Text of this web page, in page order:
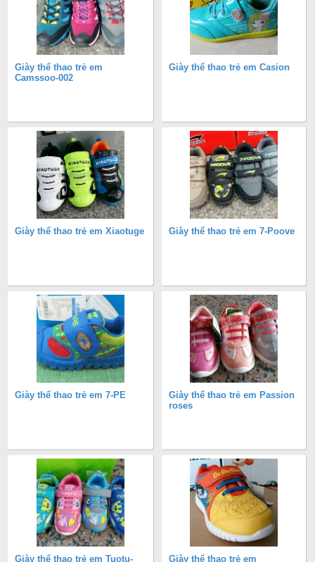
Giày thể thao trẻ em
Camssoo-002
Giày thể thao trẻ em Casion
Giày thể thao trẻ em Xiaotuge Giày thể thao trẻ em 7-Poove
Giày thể thao trẻ em 7-PE
Giày thể thao trẻ em Passion
roses
Giày thể thao trẻ em Tuotu- Giày thể thao trẻ em